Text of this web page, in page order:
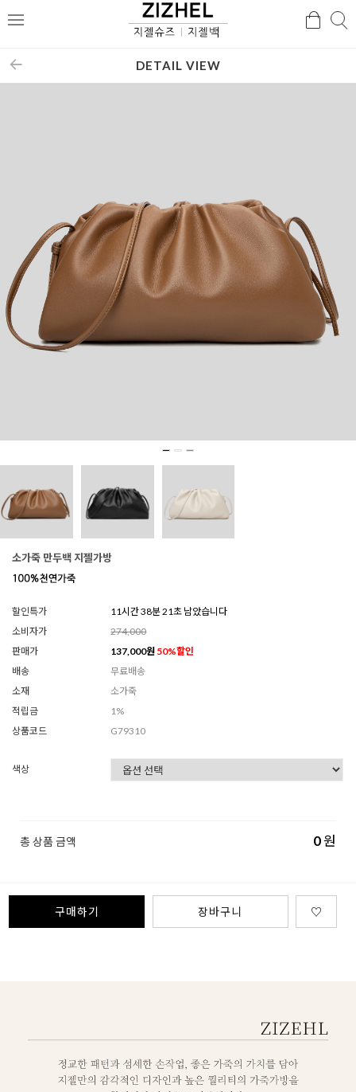
메
검
DETAIL VIEW
소가죽 만두백 지젤가방
할인특가
11시간 38분 20초 남았습니다
소비자가
274,000
판매가
137,000원 50%할인
배송
무료배송
소재
소가죽
적립금
1%
상품코드
G79310
색상
총 상품 금액 0원
구매하기 장바구니 ♡